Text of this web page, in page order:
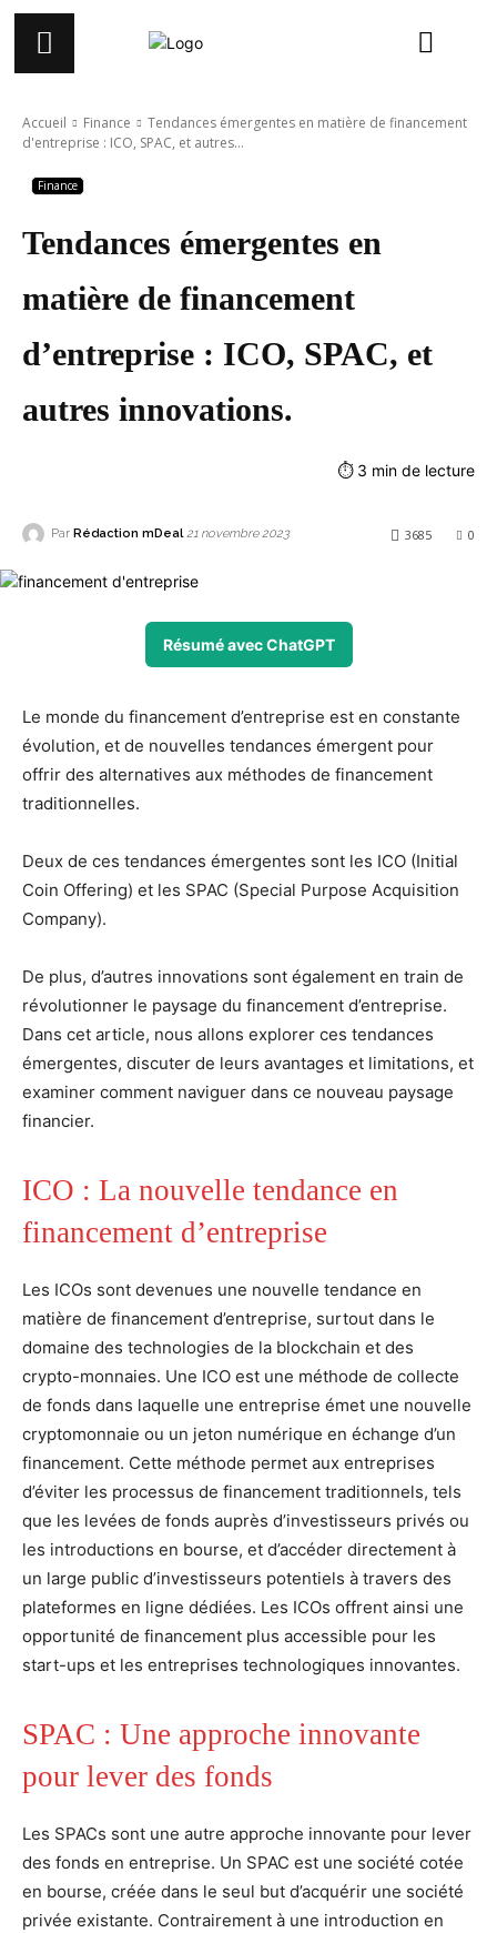
Accueil Finance
Tendances émergentes en matière de financement
d'entreprise : ICO, SPAC, et autres...
Finance
Tendances émergentes en
matière de financement
d’entreprise : ICO, SPAC, et
autres innovations.
⏱ 3 min de lecture
Par Rédaction mDeal 21 novembre 2023 0
3685
Résumé avec ChatGPT
Le monde du financement d’entreprise est en constante
évolution, et de nouvelles tendances émergent pour
offrir des alternatives aux méthodes de financement
traditionnelles.
Deux de ces tendances émergentes sont les ICO (Initial
Coin Offering) et les SPAC (Special Purpose Acquisition
Company).
De plus, d’autres innovations sont également en train de
révolutionner le paysage du financement d’entreprise.
Dans cet article, nous allons explorer ces tendances
émergentes, discuter de leurs avantages et limitations, et
examiner comment naviguer dans ce nouveau paysage
financier.
ICO : La nouvelle tendance en
financement d’entreprise
Les ICOs sont devenues une nouvelle tendance en
matière de financement d’entreprise, surtout dans le
domaine des technologies de la blockchain et des
crypto-monnaies. Une ICO est une méthode de collecte
de fonds dans laquelle une entreprise émet une nouvelle
cryptomonnaie ou un jeton numérique en échange d’un
financement. Cette méthode permet aux entreprises
d’éviter les processus de financement traditionnels, tels
que les levées de fonds auprès d’investisseurs privés ou
les introductions en bourse, et d’accéder directement à
un large public d’investisseurs potentiels à travers des
plateformes en ligne dédiées. Les ICOs offrent ainsi une
opportunité de financement plus accessible pour les
start-ups et les entreprises technologiques innovantes.
SPAC : Une approche innovante
pour lever des fonds
Les SPACs sont une autre approche innovante pour lever
des fonds en entreprise. Un SPAC est une société cotée
en bourse, créée dans le seul but d’acquérir une société
privée existante. Contrairement à une introduction en